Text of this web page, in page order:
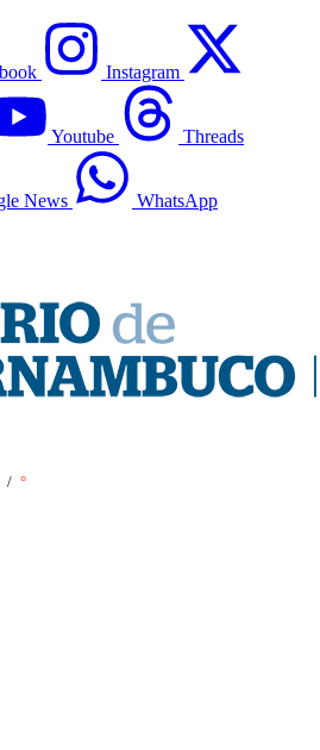
Instagram
Youtube Threads
News
WhatsApp
/ °